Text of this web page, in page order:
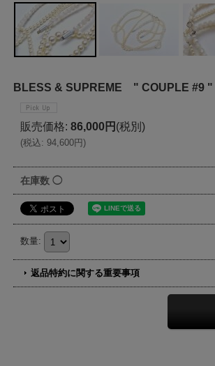
BLESS & SUPREME " COUPLE #9
販売価格: 86,000円 (税別)
(税込: 94,600円)
在庫数 ◯
数量:
返品特約に関する重要事項